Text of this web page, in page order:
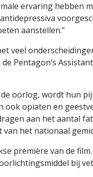
ervaring hebben
aanstellen.”
veel
Pentagon’s
oorlog, wordt hun
ook opiaten en
aan het aantal
het nationaal
première van de
bij